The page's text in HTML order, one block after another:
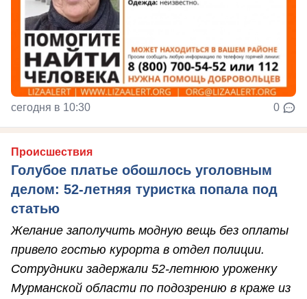
сегодня в 10:30 0
Происшествия
Голубое платье обошлось уголовным
делом: 52-летняя туристка попала под
статью
Желание заполучить модную вещь без оплаты
привело гостью курорта в отдел полиции.
Сотрудники задержали 52-летнюю уроженку
Мурманской области по подозрению в краже из